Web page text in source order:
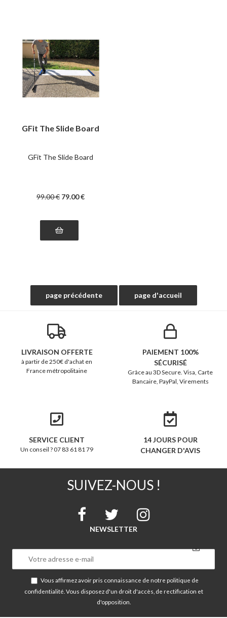
GFit The Slide Board
GFit The Slide Board
99.00€ 79.00€
LIVRAISON OFFERTE
à partir de 250€ d'achat en
France métropolitaine
PAIEMENT 100%
SÉCURISÉ
Grâce au 3D Secure. Visa, Carte
Bancaire, PayPal, Virements
SERVICE CLIENT
Un conseil ? 07 83 61 81 79
14 JOURS POUR
CHANGER D'AVIS
SUIVEZ-NOUS !
NEWSLETTER
Vous affirmez avoir pris connaissance de notre politique de
confidentialité . Vous disposez d'un droit d'accès, de rectification et
d'opposition.